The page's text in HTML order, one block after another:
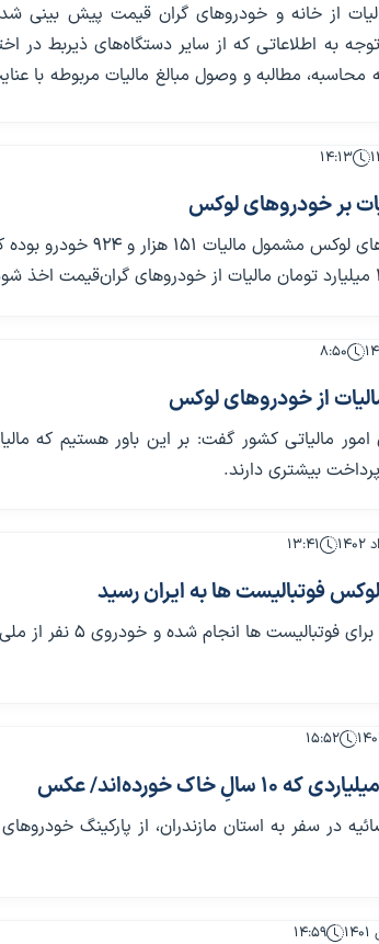
از خانه‌ و خودرو‌های گران قیمت پیش بینی شد
به اطلاعاتی که از سایر دستگاه‌های ذیربط در
محاسبه، مطالبه و وصول مبالغ مالیات مربوطه با
۱۴:۱۳
بر خودروهای لوکس
تعداد خودروهای لوکس
۸:۵۰
از خودروهای لوکس
مالیاتی کشور گفت: بر این باور هستیم که
بیشتری دارند.
۱۳:۴۱
فوتبالیست ها به ایران رسید
واردات خودرو برای
۱۵:۵۲
سالِ خاک خو‌رده‌اند/ عکس
در سفر به استان مازندران، از پارکینگ
۱۴:۵۹